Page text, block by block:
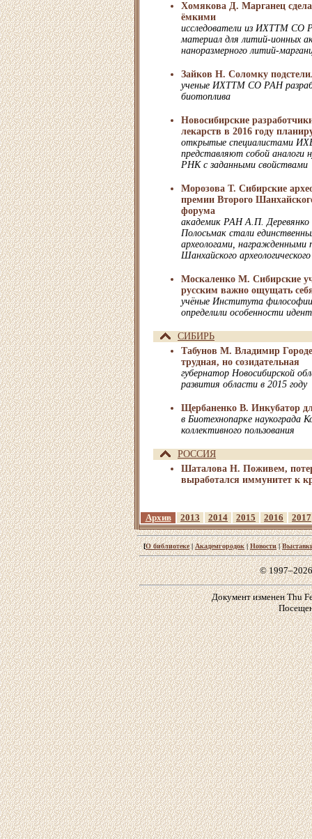
Хомякова Д. Марганец
ёмкими
исследователи из ИХТТМ СО
материал для литий-ионных
наноразмерного литий-
Зайков Н. Соломку
ученые ИХТТМ СО РАН
биотоплива
Новосибирские
лекарств в 2016 году
открытые специалистами
представляют собой аналоги
РНК с заданными свойствами
Морозова Т. Сибирские
премии Второго
форума
академик РАН А.П.
Полосьмак стали
археологами, награжденными
Шанхайского
Москаленко М. Сибирские
русским важно ощущать
учёные Института
определили особенности
СИБИРЬ
Табунов М. Владимир
трудная, но созидательная
губернатор Новосибирской
развития области в 2015 году
Щербаненко В. Инкубатор
в Биотехнопарке наукограда
коллективного пользования
РОССИЯ
Шаталова Н. Поживем,
выработался иммунитет к
Архив 2013 2014 2015 2016 2017
[О библиотеке|Академгородок|Новости|
©
Документ изменен Thu